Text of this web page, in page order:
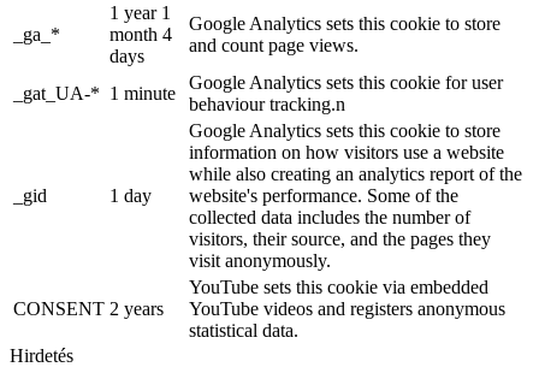
_ga_*
1 year 1
month 4
days
Google Analytics sets this cookie to store
and count page views.
_gat_UA-* 1 minute
Google Analytics sets this cookie for user
behaviour tracking.n
_gid 1 day
Google Analytics sets this cookie to store
information on how visitors use a website
while also creating an analytics report of the
website's performance. Some of the
collected data includes the number of
visitors, their source, and the pages they
visit anonymously.
CONSENT 2 years
YouTube sets this cookie via embedded
YouTube videos and registers anonymous
statistical data.
Hirdetés